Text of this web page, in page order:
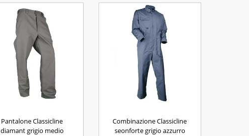
Pantalone Classicline
diamant grigio medio
Combinazione Classicline
seonforte grigio azzurro